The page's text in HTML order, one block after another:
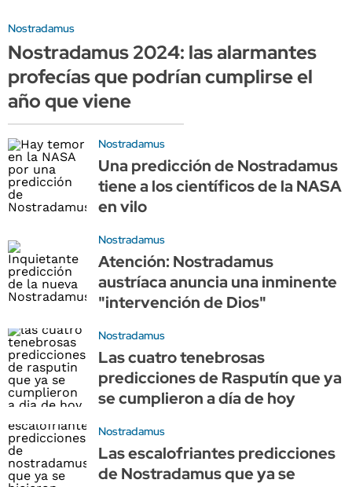
Nostradamus
Nostradamus 2024: las alarmantes
profecías que podrían cumplirse el
año que viene
Nostradamus
Una predicción de Nostradamus
tiene a los científicos de la NASA
en vilo
Nostradamus
Atención: Nostradamus
austríaca anuncia una inminente
"intervención de Dios"
Nostradamus
Las cuatro tenebrosas
predicciones de Rasputín que ya
se cumplieron a día de hoy
Nostradamus
Las escalofriantes predicciones
de Nostradamus que ya se